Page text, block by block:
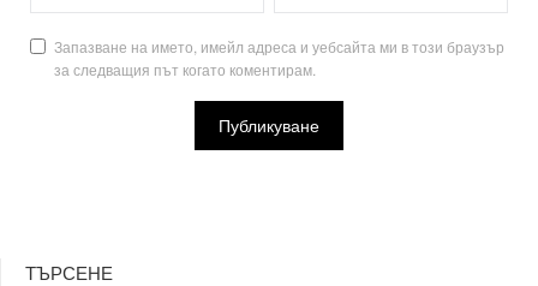
Запазване на името, имейл адреса и уебсайта ми в този браузър
за следващия път когато коментирам.
ТЪРСЕНЕ